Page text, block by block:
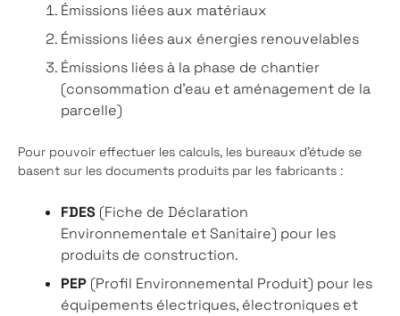
Émissions liées aux matériaux
Émissions liées aux énergies renouvelables
Émissions liées à la phase de chantier
(consommation d’eau et aménagement de la
parcelle)
Pour pouvoir effectuer les calculs, les bureaux d’étude se
basent sur les documents produits par les fabricants :
FDES (Fiche de Déclaration
Environnementale et Sanitaire) pour les
produits de construction.
PEP (Profil Environnemental Produit) pour les
équipements électriques, électroniques et